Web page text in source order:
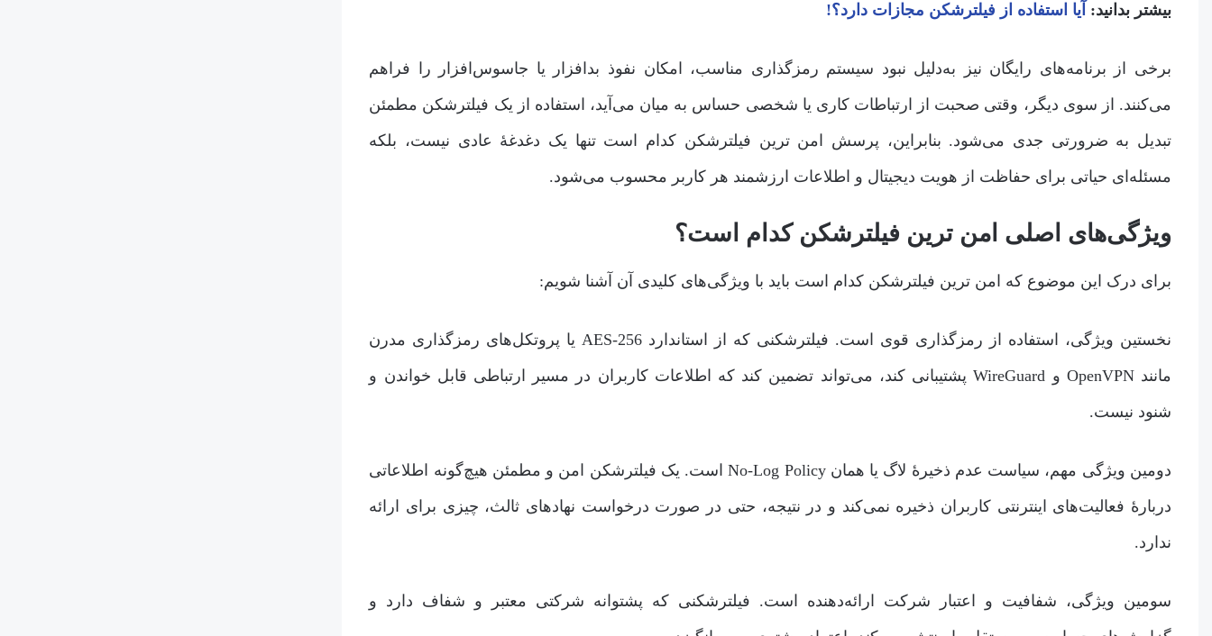
بیشتر بدانید: آیا استفاده از فیلترشکن مجازات دارد؟!
برخی از برنامه‌های رایگان نیز به‌دلیل نبود سیستم رمزگذاری مناسب، امکان نفوذ بدافزار یا جاسوس‌افزار را فراهم
می‌کنند. از سوی دیگر، وقتی صحبت از ارتباطات کاری یا شخصی حساس به میان می‌آید، استفاده از یک فیلترشکن مطمئن
تبدیل به ضرورتی جدی می‌شود. بنابراین، پرسش امن ترین فیلترشکن کدام است تنها یک دغدغۀ عادی نیست، بلکه
مسئله‌ای حیاتی برای حفاظت از هویت دیجیتال و اطلاعات ارزشمند هر کاربر محسوب می‌شود.
ویژگی‌های اصلی امن ترین فیلترشکن کدام است؟
برای درک این موضوع که امن ترین فیلترشکن کدام است باید با ویژگی‌های کلیدی آن آشنا شویم:
نخستین ویژگی، استفاده از رمزگذاری قوی است. فیلترشکنی که از استاندارد AES-256 یا پروتکل‌های رمزگذاری مدرن
مانند OpenVPN و WireGuard پشتیبانی کند، می‌تواند تضمین کند که اطلاعات کاربران در مسیر ارتباطی قابل خواندن و
شنود نیست.
دومین ویژگی مهم، سیاست عدم ذخیرۀ لاگ یا همان No-Log Policy است. یک فیلترشکن امن و مطمئن هیچ‌گونه اطلاعاتی
دربارۀ فعالیت‌های اینترنتی کاربران ذخیره نمی‌کند و در نتیجه، حتی در صورت درخواست نهادهای ثالث، چیزی برای ارائه
ندارد.
سومین ویژگی، شفافیت و اعتبار شرکت ارائه‌دهنده است. فیلترشکنی که پشتوانه شرکتی معتبر و شفاف دارد و